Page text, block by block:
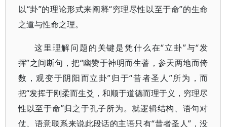
以“卦”的理论形式来阐释“穷理尽性以至于命”的生命
之道与性命之理。
这里理解问题的关键是凭什么在“立卦”与“发
挥”之间断句，把“幽赞于神明而生蓍，参天两地而倚
数，观变于阴阳而立卦”归于“昔者圣人”所为，而
把“发挥于刚柔而生爻，和顺于道德而理于义，穷理尽
性以至于命”归之于孔子所为。就逻辑结构、语句对
仗、语意联系来说此段话的主语只有“昔者圣人”，没